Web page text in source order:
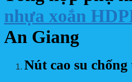
nhựa xoắn
An Giang
Nút cao su